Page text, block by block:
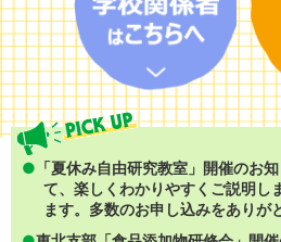
「夏休み自由研究教室」開催のお
て、楽しくわかりやすくご説明
ます。多数のお申し込みをありが